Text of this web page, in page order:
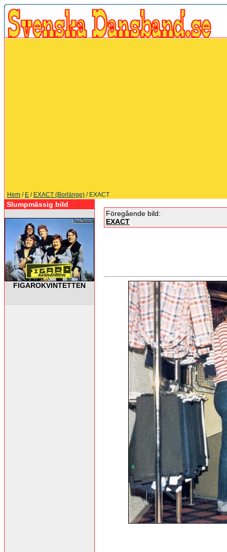
Hem / E / EXACT (Borlänge) / EXACT
Slumpmässig bild
FIGAROKVINTETTEN
Föregående bild:
EXACT